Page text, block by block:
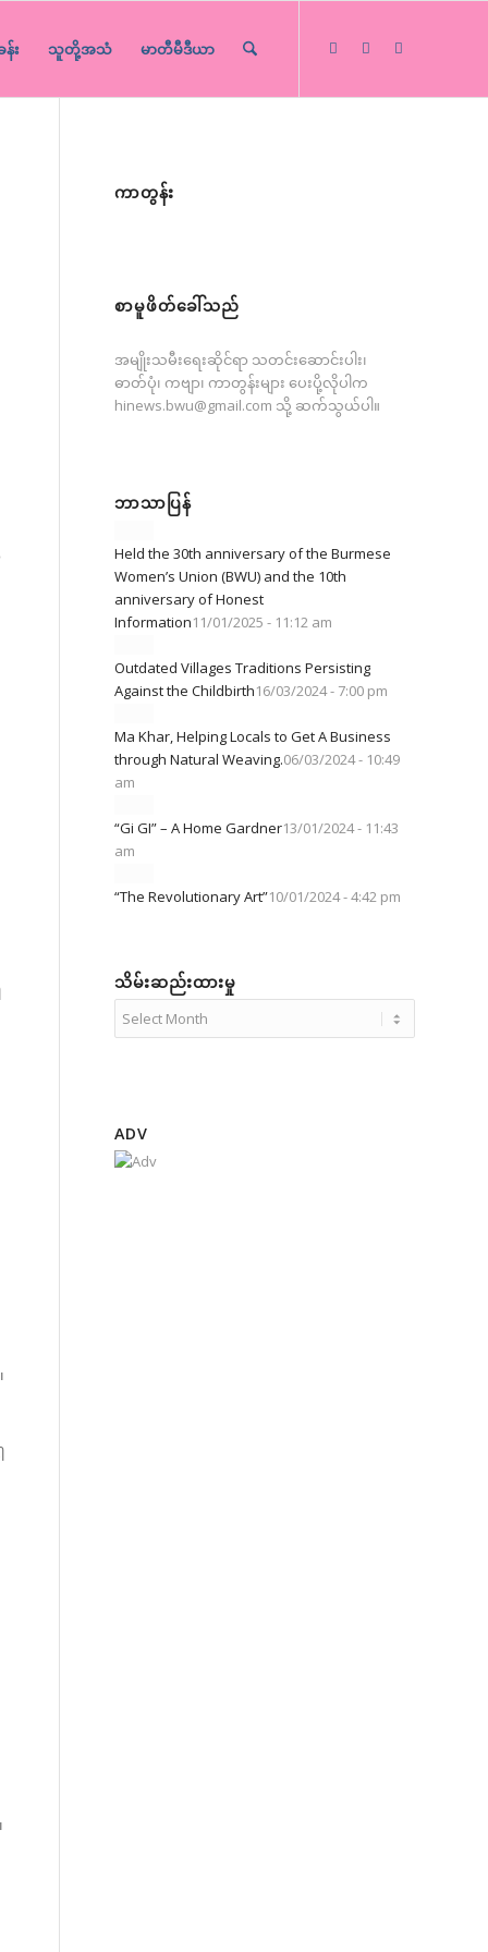
န်း သူတို့အသံ မာတီမီဒီယာ
ကာတွန်း
စာမူဖိတ်ခေါ်သည်
အမျိုးသမီးရေးဆိုင်ရာ သတင်းဆောင်းပါး၊
ဓာတ်ပုံ၊ ကဗျာ၊ ကာတွန်းများ ပေးပို့လိုပါက
hinews.bwu@gmail.com သို့ ဆက်သွယ်ပါ။
ဘာသာပြန်
Held the 30th anniversary of the Burmese
Women’s Union (BWU) and the 10th
anniversary of Honest
Information11/01/2025 - 11:12 am
Outdated Villages Traditions Persisting
Against the Childbirth16/03/2024 - 7:00 pm
Ma Khar, Helping Locals to Get A Business
through Natural Weaving.06/03/2024 - 10:49
am
“Gi GI” – A Home Gardner13/01/2024 - 11:43
am
“The Revolutionary Art”10/01/2024 - 4:42 pm
သိမ်းဆည်းထားမှု
သိမ်းဆည်း
ADV